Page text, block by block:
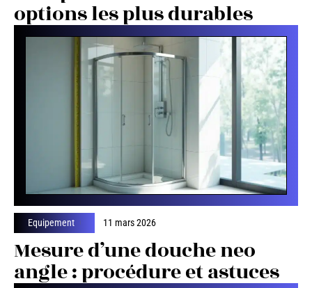
options les plus durables
Equipement 11 mars 2026
Mesure d’une douche neo
angle : procédure et astuces